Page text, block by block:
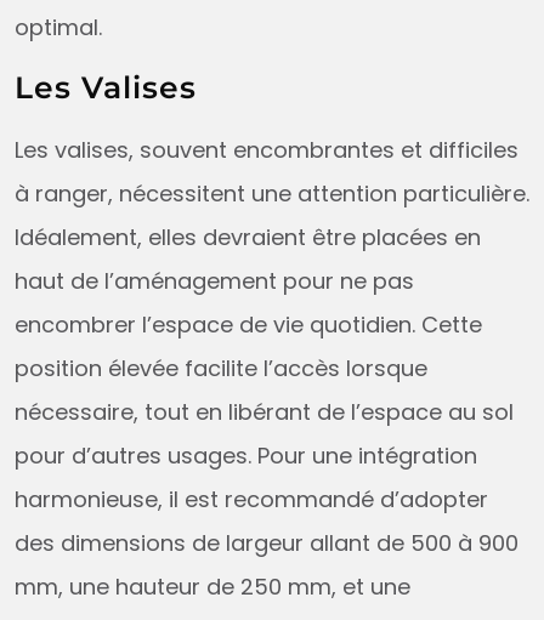
optimal.
Les Valises
Les valises, souvent encombrantes et difficiles
à ranger, nécessitent une attention particulière.
Idéalement, elles devraient être placées en
haut de l’aménagement pour ne pas
encombrer l’espace de vie quotidien. Cette
position élevée facilite l’accès lorsque
nécessaire, tout en libérant de l’espace au sol
pour d’autres usages. Pour une intégration
harmonieuse, il est recommandé d’adopter
des dimensions de largeur allant de 500 à 900
mm, une hauteur de 250 mm, et une